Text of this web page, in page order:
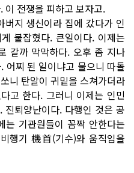
이 전쟁을 피하고 보자고.
지 생신이라 집에 갔다가 인
붙잡혔다. 큰일이다. 이제는
갈까 막막하다. 오후 좀 지나
어찌 된 일이냐고 물으니 따돌
니 탄알이 귀밑을 스쳐가더라
고 한다. 그러니 이제는 인민
퇴양난이다. 다행인 것은 공
는 기관원들이 꼼짝 안한다는
행기 機首(기수)와 움직임을